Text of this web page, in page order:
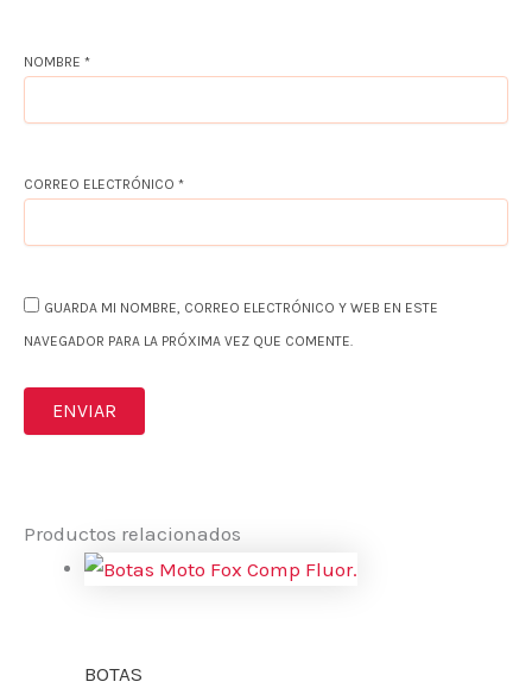
NOMBRE *
CORREO ELECTRÓNICO *
GUARDA MI NOMBRE, CORREO ELECTRÓNICO Y WEB EN ESTE
NAVEGADOR PARA LA PRÓXIMA VEZ QUE COMENTE.
Productos relacionados
BOTAS